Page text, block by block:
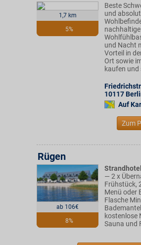
1,7 km
5%
Beste
und
und Nacht
Vorteil in
Ort sowie
kaufen und
10117
Auf
Zum
ab 106€
8%
Rügen
— 2 x
Frühstück,
Menü oder
Flasche
kostenlose
Sauna und